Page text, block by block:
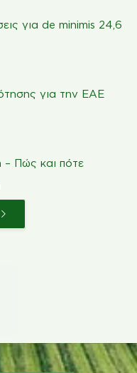
για de minimis 24,6
για την ΕΑΕ
Πώς και πότε